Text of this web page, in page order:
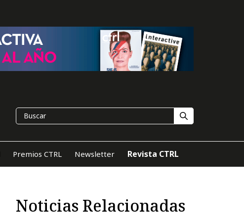
Premios CTRL Newsletter Revista CTRL
Noticias Relacionadas